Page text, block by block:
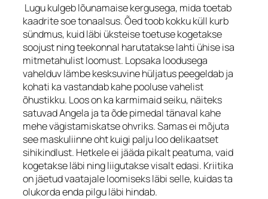
Lugu kulgeb lõunamaise kergusega, mida toetab
kaadrite soe tonaalsus. Õed toob kokku küll kurb
sündmus, kuid läbi üksteise toetuse kogetakse
soojust ning teekonnal harutatakse lahti ühise isa
mitmetahulist loomust. Lopsaka loodusega
vahelduv lämbe kesksuvine hüljatus peegeldab ja
kohati ka vastandab kahe pooluse vahelist
õhustikku. Loos on ka karmimaid seiku, näiteks
satuvad Angela ja ta õde pimedal tänaval kahe
mehe vägistamiskatse ohvriks. Samas ei mõjuta
see maskuliinne oht kuigi palju loo delikaatset
sihikindlust. Hetkele ei jääda pikalt peatuma, vaid
kogetakse läbi ning liigutakse visalt edasi. Kriitika
on jäetud vaatajale loomiseks läbi selle, kuidas ta
olukorda enda pilgu läbi hindab.